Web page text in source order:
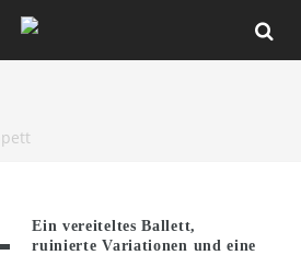
Ein vereiteltes Ballett,
ruinierte Variationen und eine